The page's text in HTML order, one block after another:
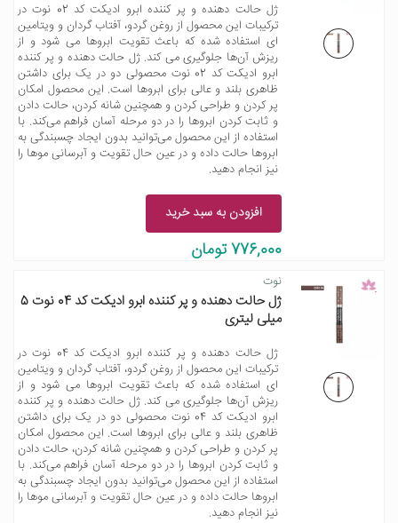
ژل حالت دهنده و پر کننده ابرو ادیکت کد 02 نوت در
ترکیبات این محصول از روغن گردو، آفتاب گردان و ویتامین
ای استفاده شده که باعث تقویت ابروها می شود و از
ریزش آن‌ها جلوگیری می کند. ژل حالت دهنده و پر کننده
ابرو ادیکت کد 02 نوت محصولی دو در یک برای داشتن
ظاهری بلند و عالی برای ابروها است. این محصول امکان
پر کردن و طراحی کردن و همچنین شانه کردن، حالت دادن
و ثابت کردن ابروها را در دو مرحله آسان فراهم می‌کند. با
استفاده از این محصول می‌توانید بدون ایجاد چسبندگی به
ابروها حالت داده و در عین حال تقویت و آبرسانی موها را
نیز انجام دهید.
افزودن به سبد خرید
776,000 تومان
نوت
ژل حالت دهنده و پر کننده ابرو ادیکت کد 04 نوت 5
میلی لیتری
ژل حالت دهنده و پر کننده ابرو ادیکت کد 04 نوت در
ترکیبات این محصول از روغن گردو، آفتاب گردان و ویتامین
ای استفاده شده که باعث تقویت ابروها می شود و از
ریزش آن‌ها جلوگیری می کند. ژل حالت دهنده و پر کننده
ابرو ادیکت کد 04 نوت محصولی دو در یک برای داشتن
ظاهری بلند و عالی برای ابروها است. این محصول امکان
پر کردن و طراحی کردن و همچنین شانه کردن، حالت دادن
و ثابت کردن ابروها را در دو مرحله آسان فراهم می‌کند. با
استفاده از این محصول می‌توانید بدون ایجاد چسبندگی به
ابروها حالت داده و در عین حال تقویت و آبرسانی موها را
نیز انجام دهید.